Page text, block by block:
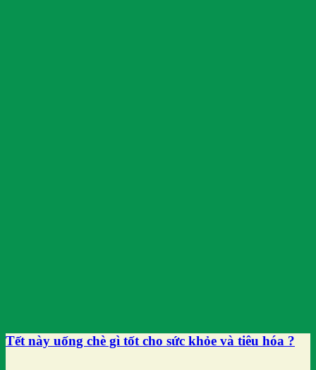
Tết này uống chè gì tốt cho sức khỏe và tiêu hóa ?